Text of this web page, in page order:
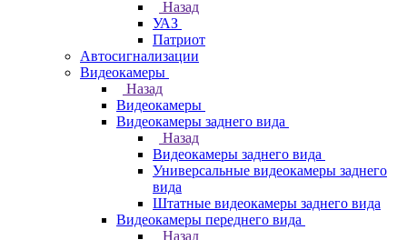
Назад
УАЗ
Патриот
Автосигнализации
Видеокамеры
Назад
Видеокамеры
Видеокамеры заднего вида
Назад
Видеокамеры заднего вида
Универсальные видеокамеры заднего
вида
Штатные видеокамеры заднего вида
Видеокамеры переднего вида
Назад